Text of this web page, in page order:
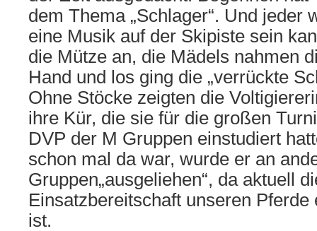
dem Thema „Schlager“. Und jeder
eine Musik auf der Skipiste sein
die Mütze an, die Mädels nahmen
Hand und los ging die „verrückte
Ohne Stöcke zeigten die
ihre Kür, die sie für die großen
DVP der M Gruppen einstudiert
schon mal da war, wurde er an
Gruppen„ausgeliehen“, da aktuell
Einsatzbereitschaft unseren
ist.